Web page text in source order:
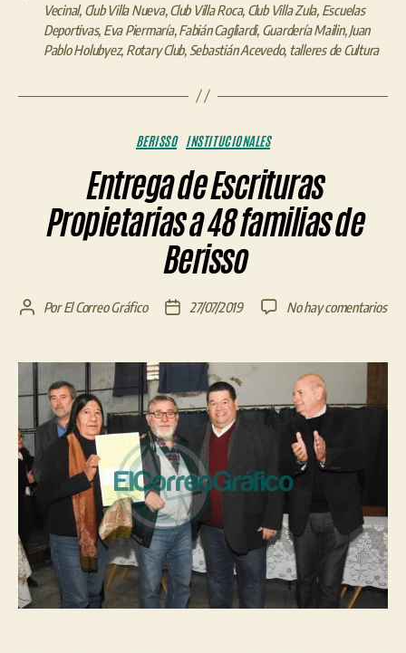
Vecinal, Club Villa Nueva, Club Villa Roca, Club Villa Zula, Escuelas
Deportivas, Eva Piermaría, Fabián Cagliardi, Guardería Mailin, Juan
Pablo Holubyez, Rotary Club, Sebastián Acevedo, talleres de Cultura
Categorías
BERISSO INSTITUCIONALES
Entrega de Escrituras
Propietarias a 48 familias de
Berisso
Autor
entrada
PorEl Correo Gráfico
Fecha
entrada
27/07/2019 No hay comentariosen
a